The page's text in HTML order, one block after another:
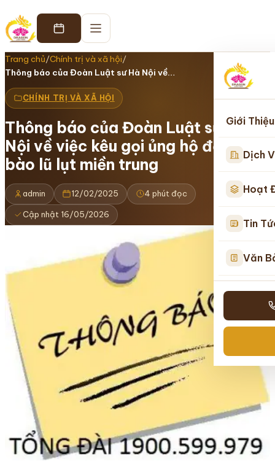
Giới Thiệu
Dịch
Hoạt
Tin
Văn
Trang chủ/Chính trị và xã hội/
Thông báo của Đoàn Luật sư Hà Nội về…
CHÍNH TRỊ VÀ XÃ HỘI
Thông báo của Đoàn Luật sư Hà
Nội về việc kêu gọi ủng hộ đồng
bào lũ lụt miền trung
admin 12/02/2025 4 phút đọc
Cập nhật 16/05/2026